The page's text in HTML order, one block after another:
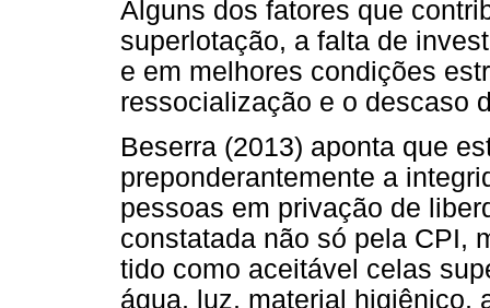
Alguns dos fatores que
superlotação, a falta de
e em melhores condições
ressocialização e o descaso
Beserra (2013) aponta que
preponderantemente a
pessoas em privação de
constatada não só pela CPI,
tido como aceitável celas
água, luz, material higiênico,